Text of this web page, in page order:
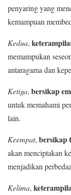
penyaring yang
kemampuan
Kedua,
memampukan
antaragama dan
Ketiga, bersikap
untuk memahami
lain.
Keempat, bersikap
akan menciptakan
menjadikan
Kelima,